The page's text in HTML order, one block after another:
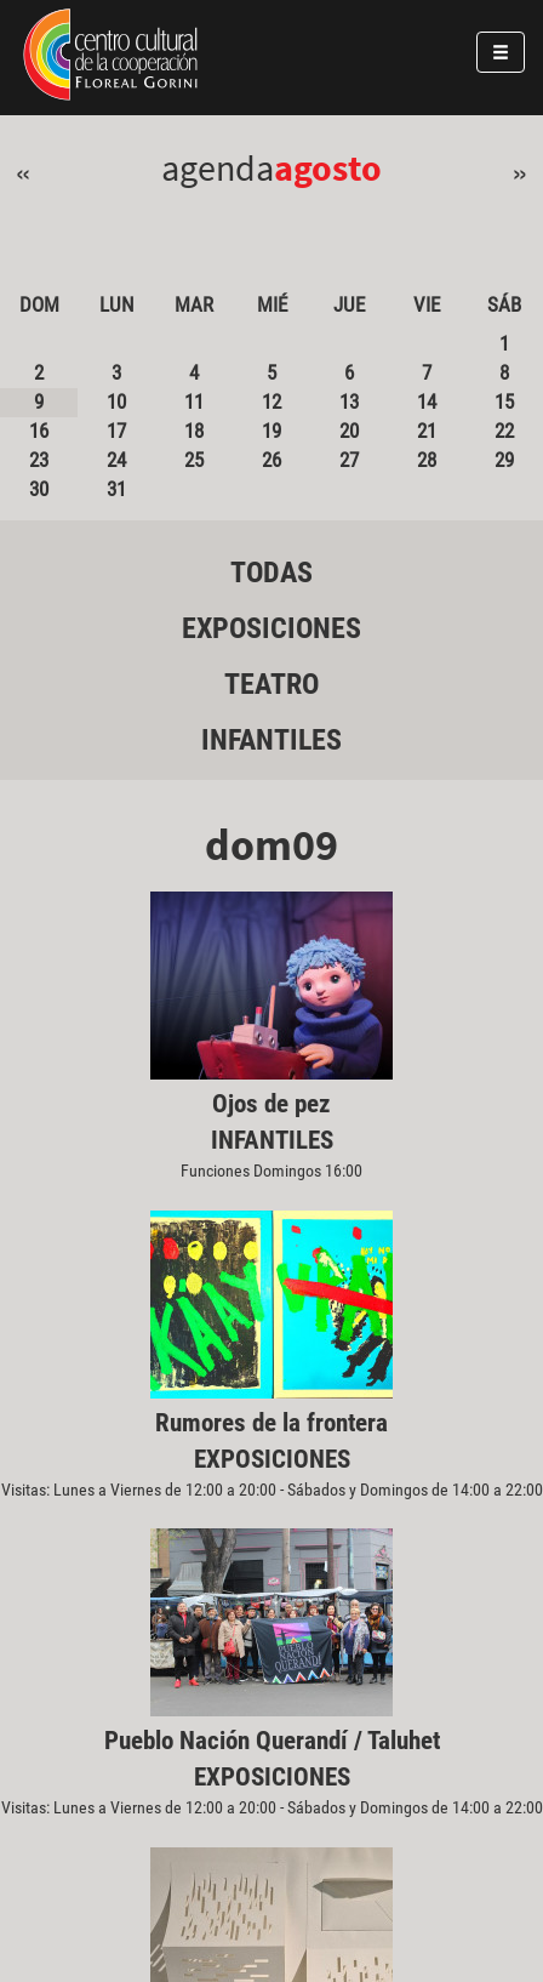
Pasar al contenido principal
Jump to main content
« agendaagosto »
DOM LUN MAR MIÉ JUE VIE
SÁB
1
2
3 4 5 6 7
8
9
10 11 12 13 14
15
16
17 18 19 20 21
22
23
24 25 26 27 28
29
30
31
TODAS
EXPOSICIONES
TEATRO
INFANTILES
dom09
Ojos de pez
INFANTILES
Funciones Domingos 16:00
Rumores de la frontera
EXPOSICIONES
Visitas: Lunes a Viernes de 12:00 a 20:00 - Sábados y Domingos de 14:00 a 22:00
Pueblo Nación Querandí / Taluhet
EXPOSICIONES
Visitas: Lunes a Viernes de 12:00 a 20:00 - Sábados y Domingos de 14:00 a 22:00